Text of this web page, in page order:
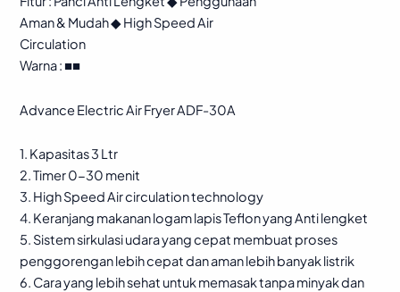
Aman & Mudah ◆ High Speed Air
Circulation
Warna : ■■
Advance Electric Air Fryer ADF-30A
1. Kapasitas 3 Ltr
2. Timer 0-30 menit
3. High Speed Air circulation technology
4. Keranjang makanan logam lapis Teflon yang Anti lengket
5. Sistem sirkulasi udara yang cepat membuat proses
penggorengan lebih cepat dan aman lebih banyak listrik
6. Cara yang lebih sehat untuk memasak tanpa minyak dan